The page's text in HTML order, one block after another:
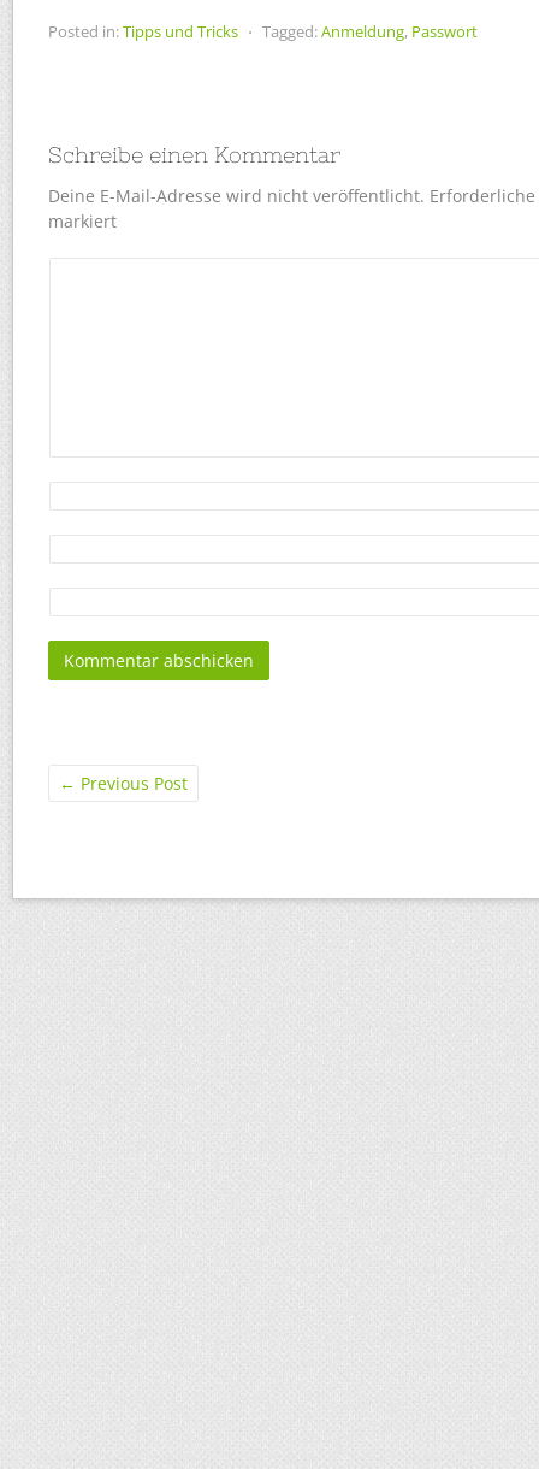
Posted in:Tipps und Tricks ⋅ Tagged:Anmeldung, Passwort
Schreibe einen Kommentar
Deine E-Mail-Adresse wird nicht veröffentlicht.
markiert
← Previous Post